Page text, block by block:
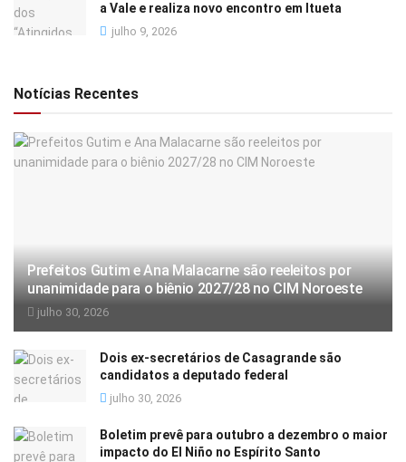
a Vale e realiza novo encontro em Itueta
julho 9, 2026
Notícias Recentes
Prefeitos Gutim e Ana Malacarne são reeleitos por
unanimidade para o biênio 2027/28 no CIM Noroeste
julho 30, 2026
Dois ex-secretários de Casagrande são
candidatos a deputado federal
julho 30, 2026
Boletim prevê para outubro a dezembro o maior
impacto do El Niño no Espírito Santo